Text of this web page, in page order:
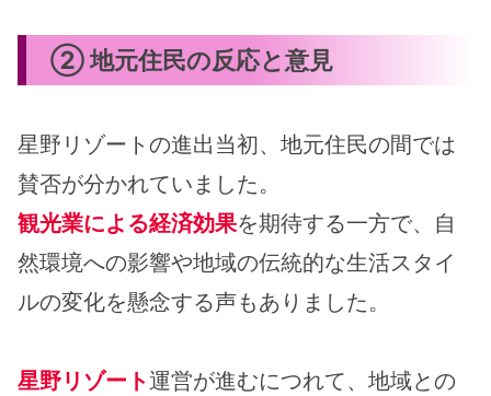
② 地元住民の反応と意見
星野リゾートの進出当初、地元住民の間では
賛否が分かれていました。
観光業による経済効果を期待する一方で、自
然環境への影響や地域の伝統的な生活スタイ
ルの変化を懸念する声もありました。
星野リゾート運営が進むにつれて、地域との